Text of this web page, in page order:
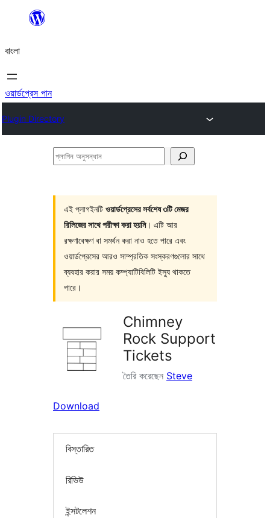
যান
বাংলা
ওয়ার্ডপ্রেস পান
Plugin Directory
প্লাগিন
এই প্লাগইনটি ওয়ার্ডপ্রেসের সর্বশেষ ৩টি মেজর
রিলিজের সাথে পরীক্ষা করা হয়নি। এটি আর
রক্ষণাবেক্ষণ বা সমর্থন করা নাও হতে পারে এবং
ওয়ার্ডপ্রেসের আরও সাম্প্রতিক সংস্করণগুলোর সাথে
ব্যবহার করার সময় কম্প্যাটিবিলিটি ইস্যু থাকতে
পারে।
Chimney
Rock Support
Tickets
তৈরি করেছেন Steve
Download
বিস্তারিত
রিভিউ
ইন্সটলেশন